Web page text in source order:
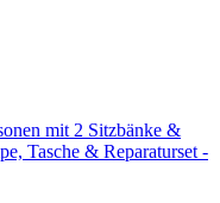
mit 2 Sitzbänke &
Tasche & Reparaturset -